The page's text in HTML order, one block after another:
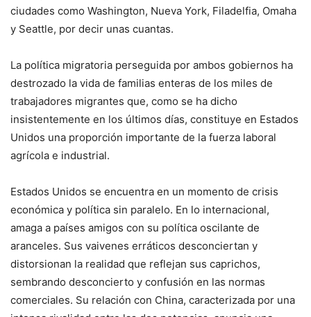
ciudades como Washington, Nueva York, Filadelfia, Omaha
y Seattle, por decir unas cuantas.
La política migratoria perseguida por ambos gobiernos ha
destrozado la vida de familias enteras de los miles de
trabajadores migrantes que, como se ha dicho
insistentemente en los últimos días, constituye en Estados
Unidos una proporción importante de la fuerza laboral
agrícola e industrial.
Estados Unidos se encuentra en un momento de crisis
económica y política sin paralelo. En lo internacional,
amaga a países amigos con su política oscilante de
aranceles. Sus vaivenes erráticos desconciertan y
distorsionan la realidad que reflejan sus caprichos,
sembrando desconcierto y confusión en las normas
comerciales. Su relación con China, caracterizada por una